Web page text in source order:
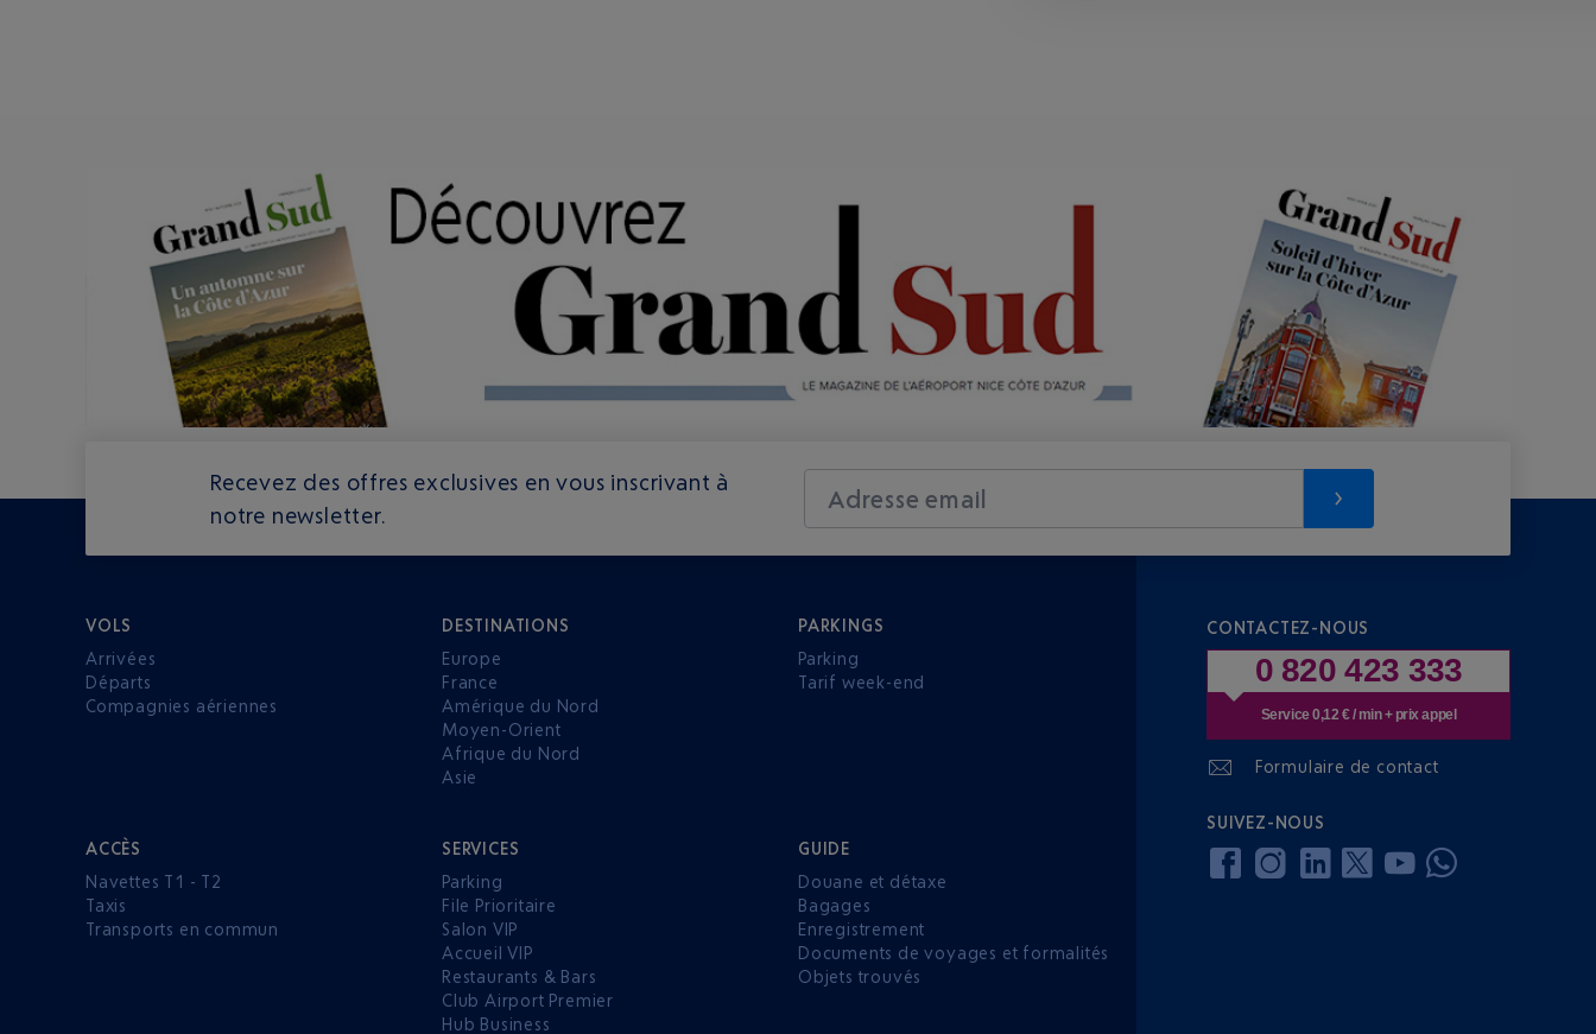
Recevez des offres exclusives en vous inscrivant à
notre newsletter.
Adresse email
VOLS
Arrivées
Départs
Compagnies aériennes
DESTINATIONS
Europe
France
Amérique du Nord
Moyen-Orient
Afrique du Nord
Asie
PARKINGS
Parking
Tarif week-end
ACCÈS
Navettes T1 - T2
Taxis
Transports en commun
SERVICES
Parking
File Prioritaire
Salon VIP
Accueil VIP
Restaurants & Bars
Club Airport Premier
Hub Business
GUIDE
Douane et détaxe
Bagages
Enregistrement
Documents de voyages et formalités
Objets trouvés
CONTACTEZ-NOUS
0 820 423 333
Service 0,12 € / min + prix appel
Formulaire de contact
SUIVEZ-NOUS